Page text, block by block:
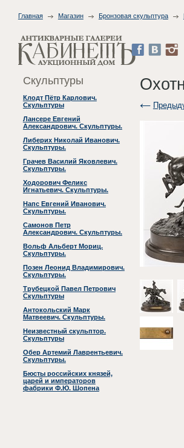
Главная Магазин Бронзовая скульптура
Скульптуры
Клодт Пётр Карлович.
Скульптуры
Лансере Евгений
Александрович. Скульптуры.
Либерих Николай Иванович.
Скульптуры.
Грачев Василий Яковлевич.
Скульптуры.
Ходорович Феликс
Игнатьевич. Скульптуры.
Напс Евгений Иванович.
Скульптуры.
Самонов Петр
Александрович. Скульптуры.
Вольф Альберт Мориц.
Скульптуры.
Позен Леонид Владимирович.
Скульптуры.
Трубецкой Павел Петрович
Скульптуры
Антокольский Марк
Матвеевич. Скульптуры.
Неизвестный скульптор.
Скульптуры
Обер Артемий Лаврентьевич.
Скульптуры.
Бюсты российских князей,
царей и императоров
фабрики Ф.Ю. Шопена